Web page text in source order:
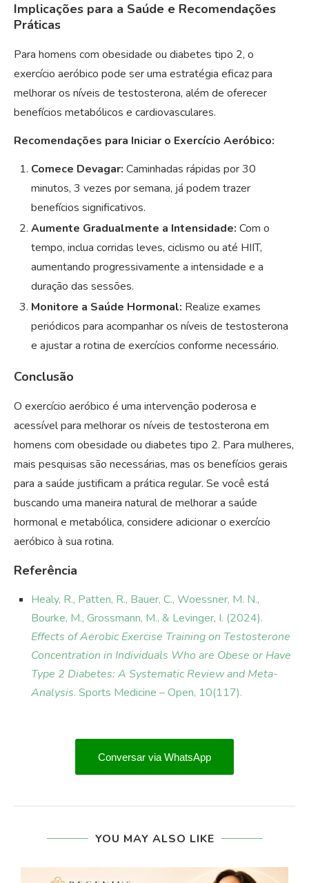
Implicações para a Saúde e Recomendações
Práticas
Para homens com obesidade ou diabetes tipo 2, o
exercício aeróbico pode ser uma estratégia eficaz para
melhorar os níveis de testosterona, além de oferecer
benefícios metabólicos e cardiovasculares.
Recomendações para Iniciar o Exercício Aeróbico:
Comece Devagar: Caminhadas rápidas por 30
minutos, 3 vezes por semana, já podem trazer
benefícios significativos.
Aumente Gradualmente a Intensidade: Com o
tempo, inclua corridas leves, ciclismo ou até HIIT,
aumentando progressivamente a intensidade e a
duração das sessões.
Monitore a Saúde Hormonal: Realize exames
periódicos para acompanhar os níveis de testosterona
e ajustar a rotina de exercícios conforme necessário.
Conclusão
O exercício aeróbico é uma intervenção poderosa e
acessível para melhorar os níveis de testosterona em
homens com obesidade ou diabetes tipo 2. Para mulheres,
mais pesquisas são necessárias, mas os benefícios gerais
para a saúde justificam a prática regular. Se você está
buscando uma maneira natural de melhorar a saúde
hormonal e metabólica, considere adicionar o exercício
aeróbico à sua rotina.
Referência
Healy, R., Patten, R., Bauer, C., Woessner, M. N.,
Bourke, M., Grossmann, M., & Levinger, I. (2024).
Effects of Aerobic Exercise Training on Testosterone
Concentration in Individuals Who are Obese or Have
Type 2 Diabetes: A Systematic Review and Meta-
Analysis. Sports Medicine – Open, 10(117).
Conversar via WhatsApp
YOU MAY ALSO LIKE